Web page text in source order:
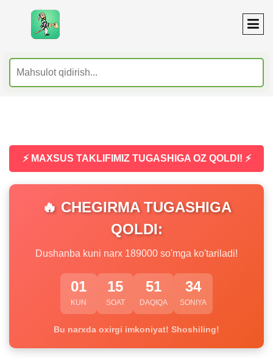
⚡ MAXSUS TAKLIFIMIZ TUGASHIGA OZ QOLDI! ⚡
🔥 CHEGIRMA TUGASHIGA
QOLDI:
Dushanba kuni narx 189000 so'mga ko'tariladi!
01
KUN
15
SOAT
51
DAQIQA
33
SONIYA
Bu narxda oxirgi imkoniyat! Shoshiling!